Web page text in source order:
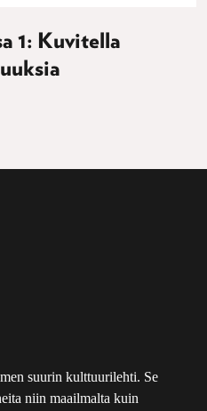
1: Kuvitella
suurin kulttuurilehti. Se
niin maailmalta kuin